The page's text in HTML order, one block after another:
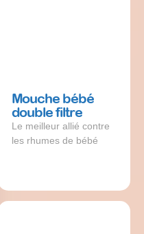
Mouche bébé
double filtre
Le meilleur allié contre
les rhumes de bébé